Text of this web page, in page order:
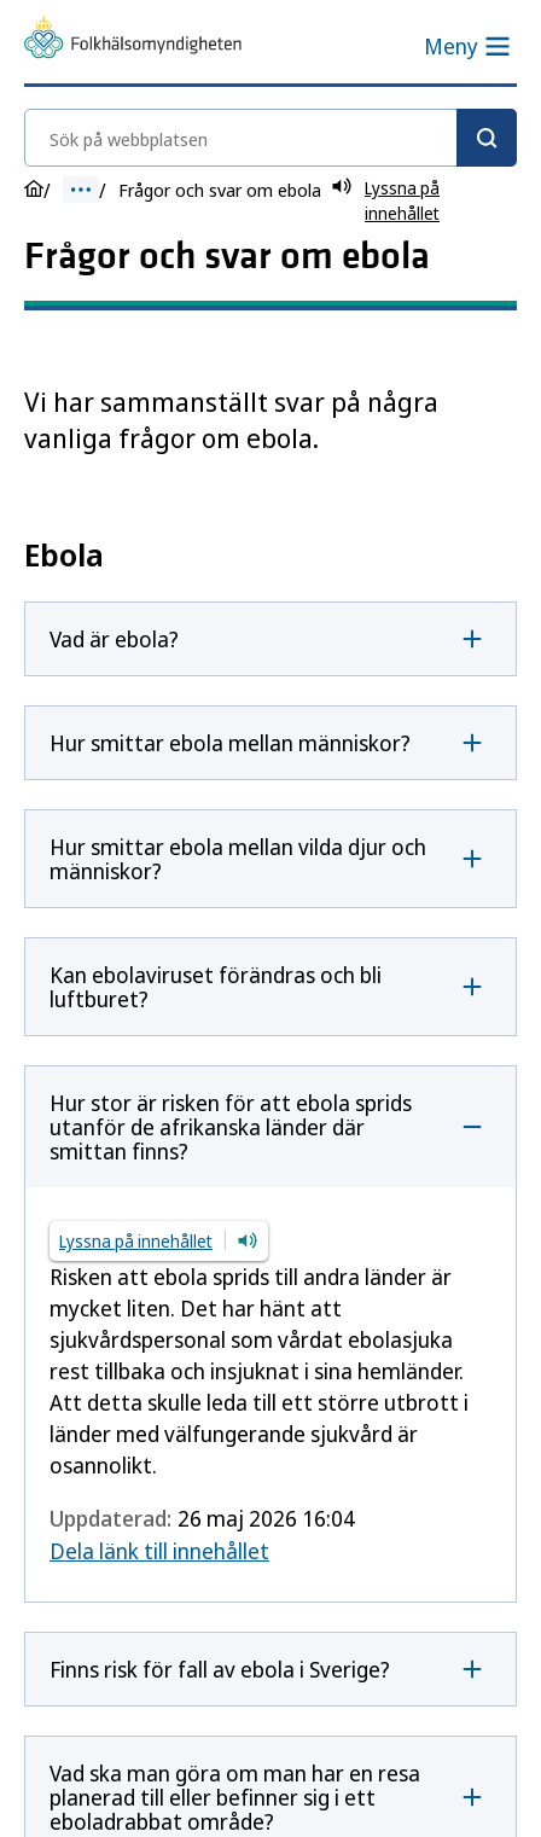
Meny
Sök på webbplatsen
Frågor och svar om ebola
Lyssna på
innehållet
Frågor och svar om ebola
Vi har sammanställt svar på några
vanliga frågor om ebola.
Ebola
Vad är ebola?
Hur smittar ebola mellan människor?
Hur smittar ebola mellan vilda djur och
människor?
Kan ebolaviruset förändras och bli
luftburet?
Hur stor är risken för att ebola sprids
utanför de afrikanska länder där
smittan finns?
Lyssna på innehållet
Risken att ebola sprids till andra länder är
mycket liten. Det har hänt att
sjukvårdspersonal som vårdat ebolasjuka
rest tillbaka och insjuknat i sina hemländer.
Att detta skulle leda till ett större utbrott i
länder med välfungerande sjukvård är
osannolikt.
Uppdaterad: 26 maj 2026 16:04
Dela länk till innehållet
Finns risk för fall av ebola i Sverige?
Vad ska man göra om man har en resa
planerad till eller befinner sig i ett
eboladrabbat område?